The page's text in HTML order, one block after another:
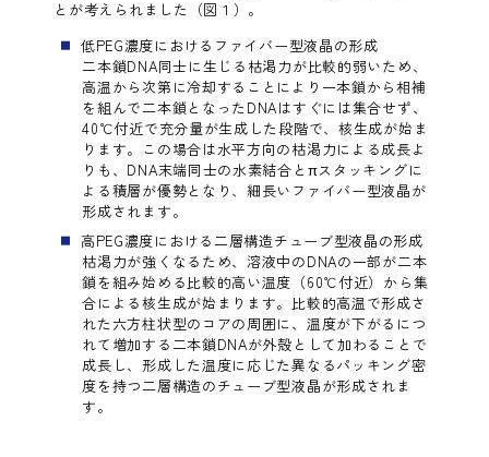
とが考えられました（図１）。
低PEG濃度におけるファイバー型液晶の形成
二本鎖DNA同士に生じる枯渇力が比較的弱いため、
高温から次第に冷却することにより一本鎖から相補
を組んで二本鎖となったDNAはすぐには集合せず、
40℃付近で充分量が生成した段階で、核生成が始ま
ります。この場合は水平方向の枯渇力による成長よ
りも、DNA末端同士の水素結合とπスタッキングに
よる積層が優勢となり、細長いファイバー型液晶が
形成されます。
高PEG濃度における二層構造チューブ型液晶の形成
枯渇力が強くなるため、溶液中のDNAの一部が二本
鎖を組み始める比較的高い温度（60℃付近）から集
合による核生成が始まります。比較的高温で形成さ
れた六方柱状型のコアの周囲に、温度が下がるにつ
れて増加する二本鎖DNAが外殻として加わることで
成長し、形成した温度に応じた異なるパッキング密
度を持つ二層構造のチューブ型液晶が形成されま
す。